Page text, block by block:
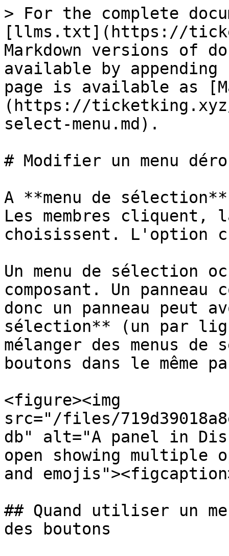
> For the complete
[llms.txt](https://
Markdown versions of
available by
page is available as
(https://
select-menu.md).
# Modifier un menu
A **menu de
Les membres
choisissent. L'option
Un menu de sélection
composant. Un
donc un panneau peut
sélection** (un par
mélanger des menus
boutons dans le même
<figure><img
src="/files/
db" alt="A panel in
open showing multiple
and
## Quand utiliser un
des boutons